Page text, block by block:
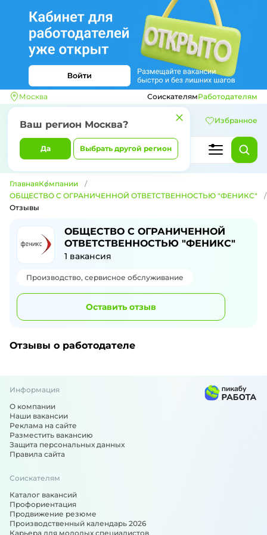
Москва
Ваш регион Москва?
Да Выбрать другой регион
СоискателямРаботодателям
Избранное
ГлавнаяКомпании
ОБЩЕСТВО С ОГРАНИЧЕННОЙ ОТВЕТСТВЕННОСТЬЮ "ФЕНИКС"
Отзывы
Отзывы о компании ОБЩЕСТВО С
ОБЩЕСТВО С ОГРАНИЧЕННОЙ
ОТВЕТСТВЕННОСТЬЮ "ФЕНИКС"
1 вакансия
Производство, сервисное обслуживание
Оставить отзыв
Отзывы о работодателе
Информация
О компании
Наши вакансии
Реклама на сайте
Разместить вакансию
Защита персональных данных
Правила сайта
Соискателям
Каталог вакансий
Профориентация
Продвижение резюме
Производственный календарь 2026
Карьера для молодых специалистов